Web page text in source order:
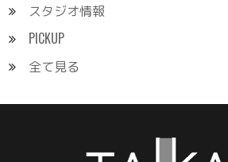
スタジオ情報
PICKUP
全て見る